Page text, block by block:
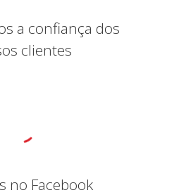
a confiança dos
clientes
no Facebook